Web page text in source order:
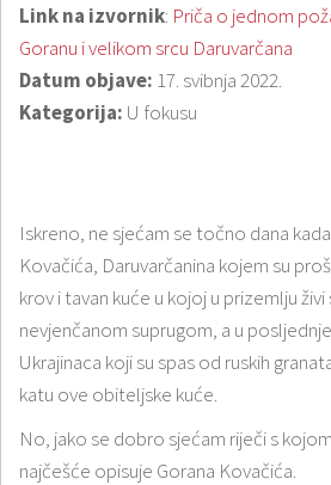
Link na izvornik: Priča o jednom
Goranu i velikom srcu Daruvarčana
Datum objave: 17. svibnja 2022.
Kategorija: U fokusu
Iskreno, ne sjećam se točno dana
Kovačića, Daruvarčanina kojem su
krov i tavan kuće u kojoj u prizemlju
nevjenčanom suprugom, a u
Ukrajinaca koji su spas od ruskih
katu ove obiteljske kuće.
No, jako se dobro sjećam riječi s
najčešće opisuje Gorana Kovačića.